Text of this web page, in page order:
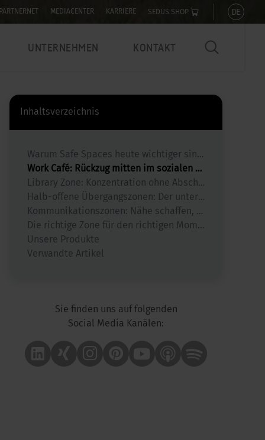
PARTNERNET MEDIACENTER KARRIERE SEDUS SHOP DE
UNTERNEHMEN KONTAKT
Inhaltsverzeichnis
Warum Safe Spaces heute wichtiger sind denn je
Work Café: Rückzug mitten im sozialen Mittelpunkt
Library Zone: Konzentration ohne Abschottung
Halb-offene Übergangszonen: Der unterschätzte Möglichmacher
Kommunikationszonen: Nähe schaffen, ohne Formalität
Die richtige Zone für den richtigen Moment
Unsere Produkte
Verwandte Artikel
Sie finden uns auf folgenden
Social Media Kanälen: